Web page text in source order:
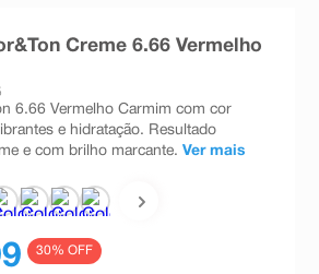
Creme 6.66 Vermelho
6.66 Vermelho Carmim com cor
e hidratação. Resultado
e com brilho marcante. Ver mais
30% OFF